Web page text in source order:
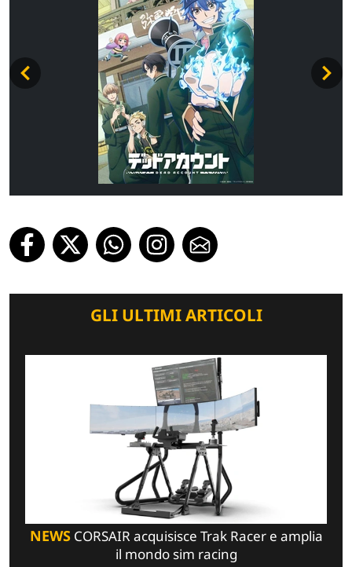
GLI ULTIMI ARTICOLI
NEWSCORSAIR acquisisce Trak Racer e amplia
il mondo sim racing